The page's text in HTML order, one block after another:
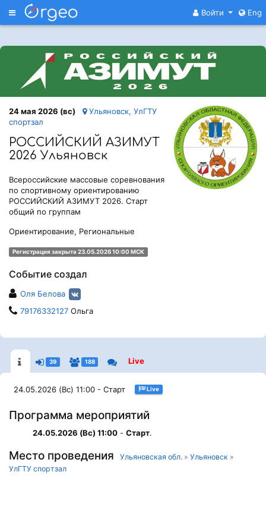
Меню Войти Eng
24 мая 2026 (вс)
Ульяновск, УлГТУ
спoртзал
РОССИЙСКИЙ АЗИМУТ
2026 Ульяновск
Всероссийские массовые соревнования
по спортивному ориентированию
РОССИЙСКИЙ АЗИМУТ 2026. Старт
общий по группам
Ориентирование, Региональные
Регистрация закрыта 23.05.2026 10:00 МСК
Событие создал
Оля Белова
79176332127 Ольга
39 188 Live
24.05.2026 (Вс) 11:00 - Старт Live
Программа мероприятий
24.05.2026 (Вс) 11:00 - Старт.
Место проведения Ульяновская обл. » Ульяновск »
УлГТУ спoртзал